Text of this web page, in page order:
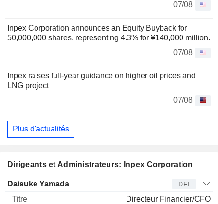
07/08
Inpex Corporation announces an Equity Buyback for
50,000,000 shares, representing 4.3% for ¥140,000 million.
07/08
Inpex raises full-year guidance on higher oil prices and
LNG project
07/08
Plus d'actualités
Dirigeants et Administrateurs: Inpex Corporation
Dirigeant Titre Age
Daisuke Yamada DFI
Directeur Financier/CFO